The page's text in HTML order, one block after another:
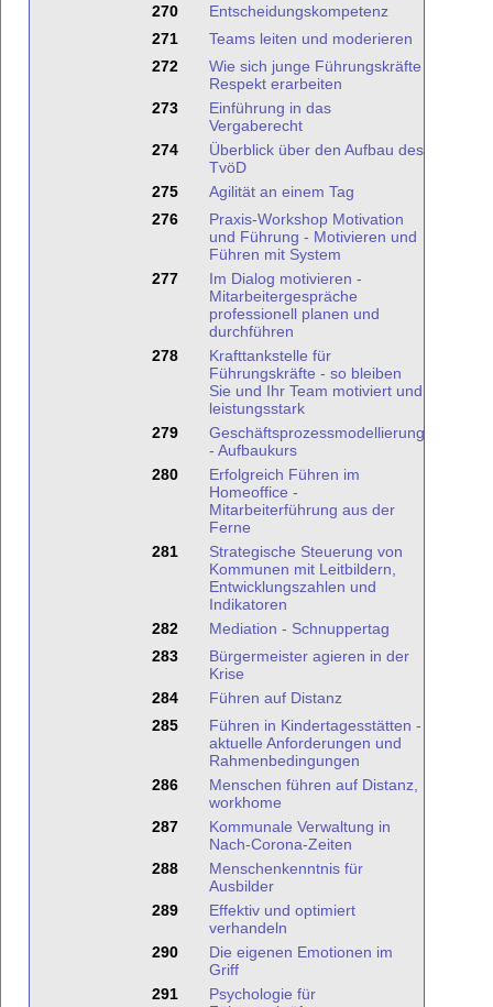
270
Entscheidungskompetenz
271
Teams leiten und moderieren
272
Wie sich junge Führungskräfte
Respekt erarbeiten
273
Einführung in das
Vergaberecht
274
Überblick über den Aufbau des
TvöD
275
Agilität an einem Tag
276
Praxis-Workshop Motivation
und Führung - Motivieren und
Führen mit System
277
Im Dialog motivieren -
Mitarbeitergespräche
professionell planen und
durchführen
278
Krafttankstelle für
Führungskräfte - so bleiben
Sie und Ihr Team motiviert und
leistungsstark
279
Geschäftsprozessmodellierung
- Aufbaukurs
280
Erfolgreich Führen im
Homeoffice -
Mitarbeiterführung aus der
Ferne
281
Strategische Steuerung von
Kommunen mit Leitbildern,
Entwicklungszahlen und
Indikatoren
282
Mediation - Schnuppertag
283
Bürgermeister agieren in der
Krise
284
Führen auf Distanz
285
Führen in Kindertagesstätten -
aktuelle Anforderungen und
Rahmenbedingungen
286
Menschen führen auf Distanz,
workhome
287
Kommunale Verwaltung in
Nach-Corona-Zeiten
288
Menschenkenntnis für
Ausbilder
289
Effektiv und optimiert
verhandeln
290
Die eigenen Emotionen im
Griff
291
Psychologie für